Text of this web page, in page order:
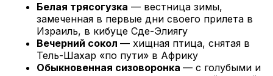
Белая трясогузка — вестница зимы,
замеченная в первые дни своего прилета в
Израиль, в кибуце Сде-Элиягу
Вечерний сокол — хищная птица, снятая в
Тель-Шахар «по пути» в Африку
Обыкновенная сизоворонка — с голубыми и